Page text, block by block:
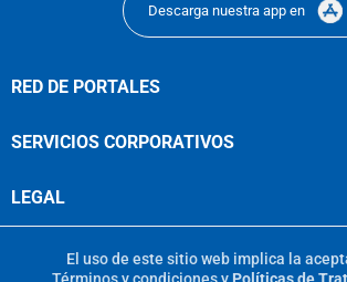
Descarga nuestra app en
RED DE PORTALES
SERVICIOS CORPORATIVOS
LEGAL
El uso de este sitio web implica la